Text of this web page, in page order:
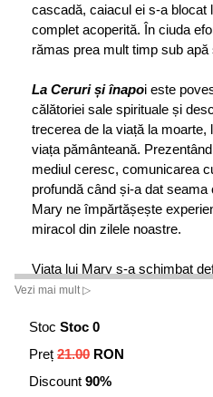
cascadă, caiacul ei s-a blocat
complet acoperită. În ciuda
rămas prea mult timp sub
La Ceruri și înapoi este
călătoriei sale spirituale și
trecerea de la viață la moarte,
viața pământeană.
mediul ceresc, comunicarea
profundă când și-a dat
Mary ne împărtășește
miracol din zilele noastre.
Viața lui Mary s-a schimbat
misiunii ei personale pe
călătoria ei spirituală a fost
directă din ceruri. La ceruri și
îmbogățindu-vă credința și
Vezi mai mult ▷
Stoc Stoc 0
Preț 21.00 RON
Discount 90%